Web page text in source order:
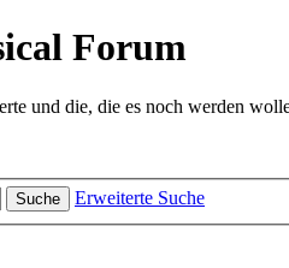
Forum
und die, die es noch werden
Suche Erweiterte Suche